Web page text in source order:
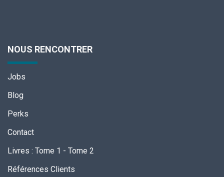
NOUS RENCONTRER
Jobs
Blog
Perks
Contact
Livres : Tome 1 - Tome 2
Références Clients